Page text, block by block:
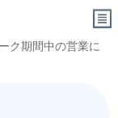
ク期間中の営業に